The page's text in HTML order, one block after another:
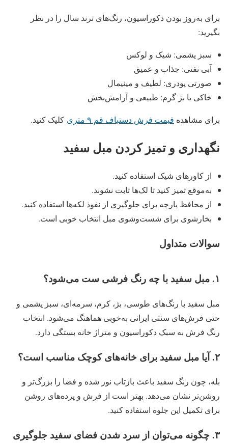
برای به‌روز بودن دکوراسیون، رنگ‌های ترند سال را در نظر
بگیرید:
سبز یشمی: شیک و لوکس
آبی نفتی: جذاب و عمیق
صورتی پودری: لطیف و مینیمال
خاکی یا بژ گرم: طبیعی و آرامش‌بخش
برای مشاهده قیمت فرش دستباف قم ۹ متری کلیک کنید.
نگهداری و تمیز کردن مبل سفید
از کاورهای شیک استفاده کنید.
به‌موقع تمیز کنید تا لک‌ها ثابت نشوند.
از محافظ پارچه برای جلوگیری از نفوذ لکه‌ها استفاده کنید.
بخارشوی برای شست‌وشوی مبل انتخاب خوبی است.
سوالات متداول
۱. مبل سفید با چه رنگ فرشی ست می‌شود؟
مبل سفید با رنگ‌های طوسی، بژ، کرم، سرمه‌ای، سبز یشمی و
حتی فرش‌های سنتی ایرانی به‌خوبی هماهنگ می‌شود. انتخاب
رنگ فرش به سبک دکوراسیون و متراژ خانه بستگی دارد.
۲. آیا مبل سفید برای خانه‌های کوچک مناسب است؟
بله، چون رنگ سفید باعث بازتاب نور شده و فضا را بزرگ‌تر و
روشن‌تر نشان می‌دهد. بهتر است از فرش و پرده‌های روشن
برای تکمیل این جلوه استفاده کنید.
۳. چگونه می‌توان از سرد شدن فضای سفید جلوگیری